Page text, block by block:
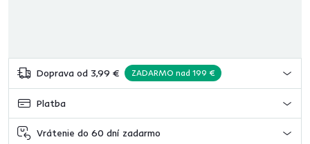
Doprava od 3,99 € ZADARMO nad 199 €
Platba
Vrátenie do 60 dní zadarmo